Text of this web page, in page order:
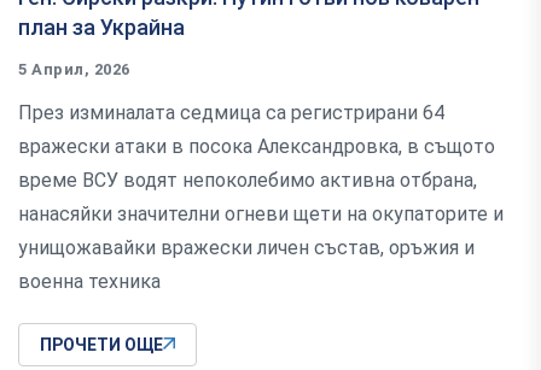
план за Украйна
5 Април, 2026
През изминалата седмица са регистрирани 64
вражески атаки в посока Александровка, в същото
време ВСУ водят непоколебимо активна отбрана,
нанасяйки значителни огневи щети на окупаторите и
унищожавайки вражески личен състав, оръжия и
военна техника
ПРОЧЕТИ ОЩЕ